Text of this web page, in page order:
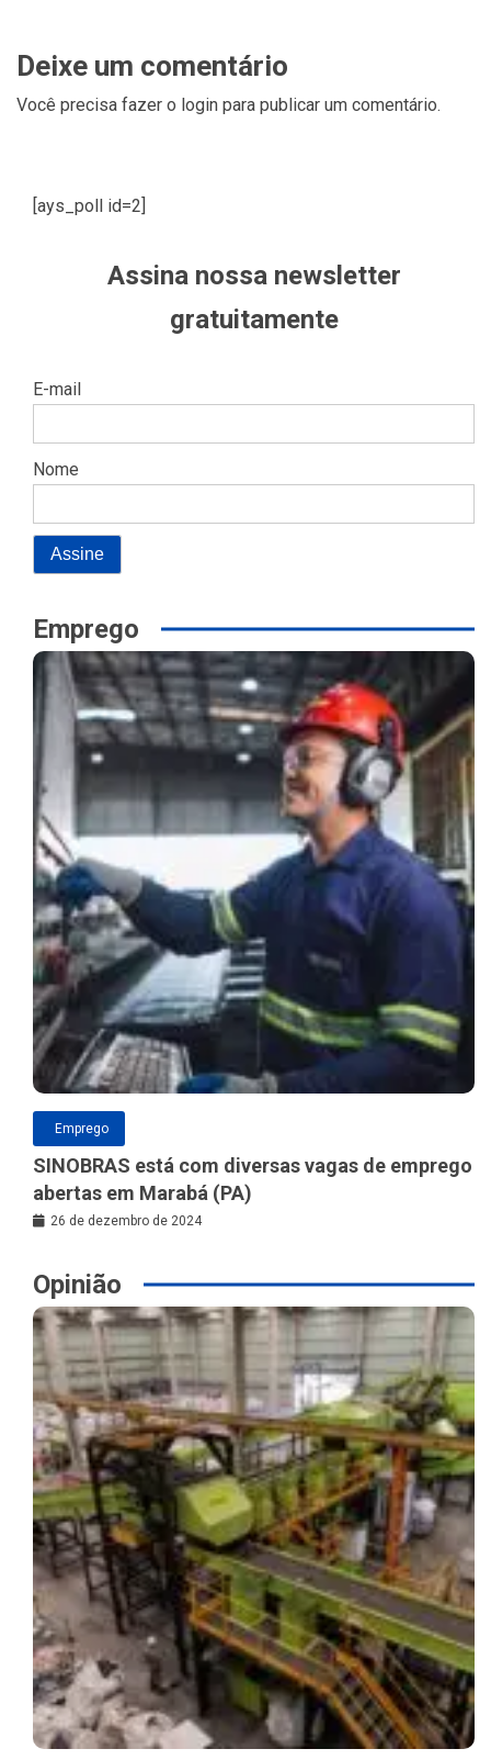
Deixe um comentário
Você precisa fazer o login para publicar um comentário.
[ays_poll id=2]
Assina nossa newsletter
gratuitamente
E-mail
Nome
Emprego
Emprego
SINOBRAS está com diversas vagas de emprego
abertas em Marabá (PA)
26 de dezembro de 2024
Opinião